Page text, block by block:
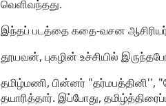
வெளிவந்தது.
இந்தப் படத்தை கதை-வசன ஆசிரியர்
தூயவன், புகழின் உச்சியில்
தமிழ்மணி, பின்னர்
தயாரித்தார். இப்போது,